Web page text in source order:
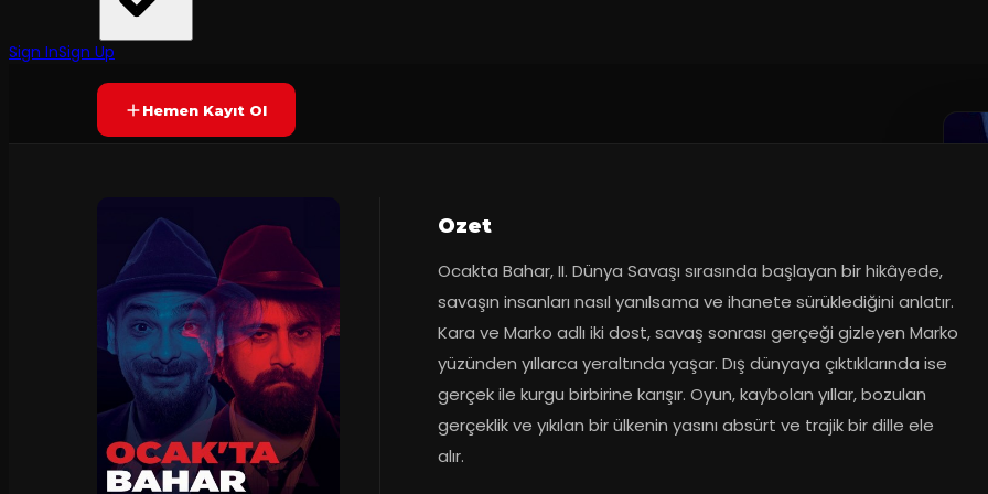
Sign InSign UpYAKINDA Yetersiz oy
Hemen Kayıt Ol
Ozet
Ocakta Bahar, II. Dünya Savaşı sırasında başlayan bir hikâyede,
savaşın insanları nasıl yanılsama ve ihanete sürüklediğini anlatır.
Kara ve Marko adlı iki dost, savaş sonrası gerçeği gizleyen Marko
yüzünden yıllarca yeraltında yaşar. Dış dünyaya çıktıklarında ise
gerçek ile kurgu birbirine karışır. Oyun, kaybolan yıllar, bozulan
gerçeklik ve yıkılan bir ülkenin yasını absürt ve trajik bir dille ele
alır.